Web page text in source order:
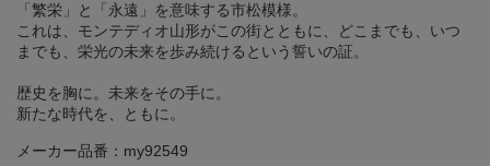
「繁栄」と「永遠」を意味する市松模様。
これは、モンテディオ山形がこの街とともに、どこまでも、いつ
までも、栄光の未来を歩み続けるという誓いの証。
歴史を胸に。未来をその手に。
新たな時代を、ともに。
メーカー品番：my92549